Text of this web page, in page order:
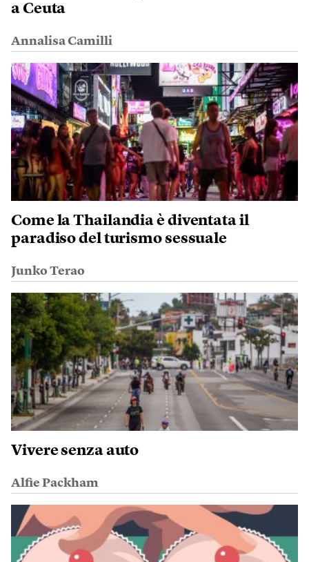
a Ceuta
Annalisa Camilli
Come la Thailandia è diventata il
paradiso del turismo sessuale
Junko Terao
Vivere senza auto
Alfie Packham